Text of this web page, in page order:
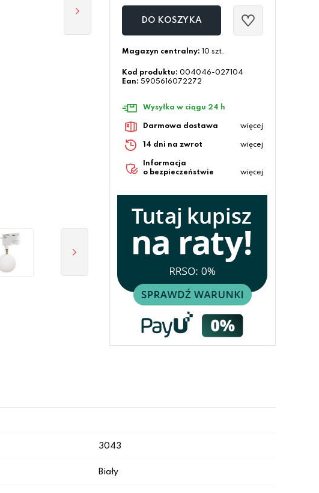
DO KOSZYKA
Magazyn centralny: 10 szt.
Kod produktu: 004046-027104
Ean: 5905616072272
Wysyłka w ciągu 24 h
Darmowa dostawa więcej
14 dni na zwrot więcej
Informacja
o bezpieczeństwie
więcej
3043
Biały